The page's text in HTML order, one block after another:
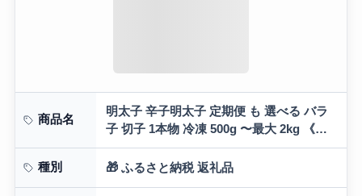
商品名
明太子 辛子明太子 定期便 も 選べる バラ
子 切子 1本物 冷凍 500g 〜最大 2kg 《お
届け内容をお選びください》《出荷時期を
お選びください》 明太子…
種別 🎁 ふるさと納税 返礼品